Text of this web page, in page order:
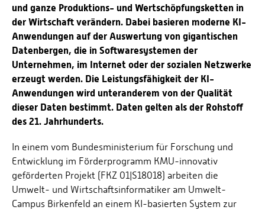
und ganze Produktions- und Wertschöpfungsketten in
der Wirtschaft verändern. Dabei basieren moderne KI-
Anwendungen auf der Auswertung von gigantischen
Datenbergen, die in Softwaresystemen der
Unternehmen, im Internet oder der sozialen Netzwerke
erzeugt werden. Die Leistungsfähigkeit der KI-
Anwendungen wird unteranderem von der Qualität
dieser Daten bestimmt. Daten gelten als der Rohstoff
des 21. Jahrhunderts.
In einem vom Bundesministerium für Forschung und
Entwicklung im Förderprogramm KMU-innovativ
geförderten Projekt (FKZ 01|S18018) arbeiten die
Umwelt- und Wirtschaftsinformatiker am Umwelt-
Campus Birkenfeld an einem KI-basierten System zur